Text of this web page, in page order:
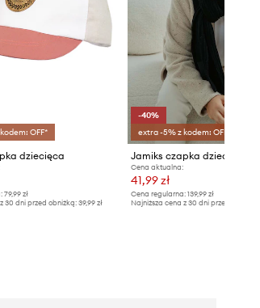
OFF*
dziecięca
79,99 zł
30 dni przed obniżką:39,99 zł
-40%
extra -5% z kodem: OFF*
Jamiks czapka dziecięca
Cena aktualna:
41,99 zł
Cena regularna: 139,99 zł
Najniższa cena z 30 dni przed obniżką: